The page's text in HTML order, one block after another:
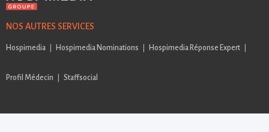
NOS AUTRES SERVICES
Hospimedia Hospimedia Nominations Hospimedia Réponse Expert
Profil Médecin Staffsocial